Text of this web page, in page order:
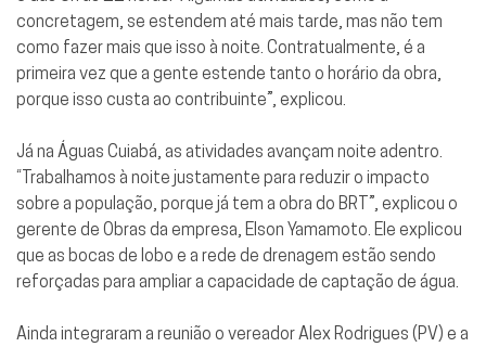
concretagem, se estendem até mais tarde, mas não tem
como fazer mais que isso à noite. Contratualmente, é a
primeira vez que a gente estende tanto o horário da obra,
porque isso custa ao contribuinte”, explicou.
Já na Águas Cuiabá, as atividades avançam noite adentro.
“Trabalhamos à noite justamente para reduzir o impacto
sobre a população, porque já tem a obra do BRT”, explicou o
gerente de Obras da empresa, Elson Yamamoto. Ele explicou
que as bocas de lobo e a rede de drenagem estão sendo
reforçadas para ampliar a capacidade de captação de água.
Ainda integraram a reunião o vereador Alex Rodrigues (PV) e a